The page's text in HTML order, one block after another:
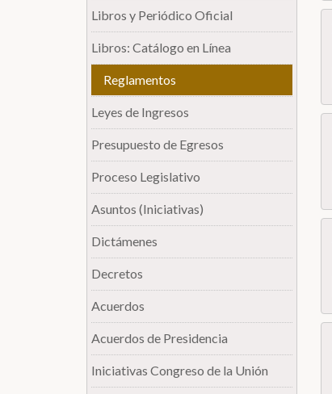
Libros y Periódico Oficial
Libros: Catálogo en Línea
Reglamentos
Leyes de Ingresos
Presupuesto de Egresos
Proceso Legislativo
Asuntos (Iniciativas)
Dictámenes
Decretos
Acuerdos
Acuerdos de Presidencia
Iniciativas Congreso de la Unión